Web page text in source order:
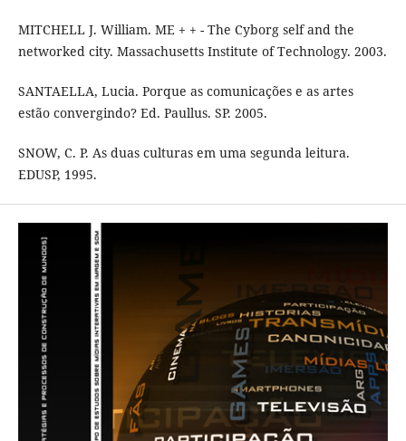
MITCHELL J. William. ME + + - The Cyborg self and the
networked city. Massachusetts Institute of Technology. 2003.
SANTAELLA, Lucia. Porque as comunicações e as artes
estão convergindo? Ed. Paullus. SP. 2005.
SNOW, C. P. As duas culturas em uma segunda leitura.
EDUSP, 1995.